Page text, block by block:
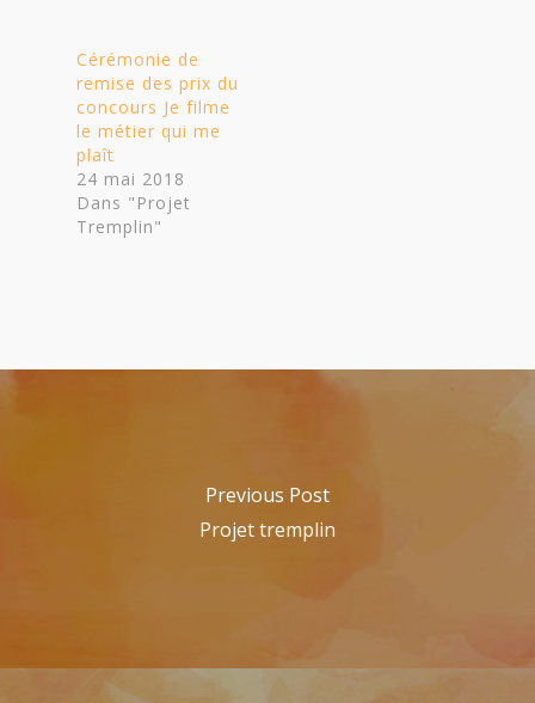
Cérémonie de
remise des prix du
concours Je filme
le métier qui me
plaît
24 mai 2018
Dans "Projet
Tremplin"
Previous Post
Projet tremplin